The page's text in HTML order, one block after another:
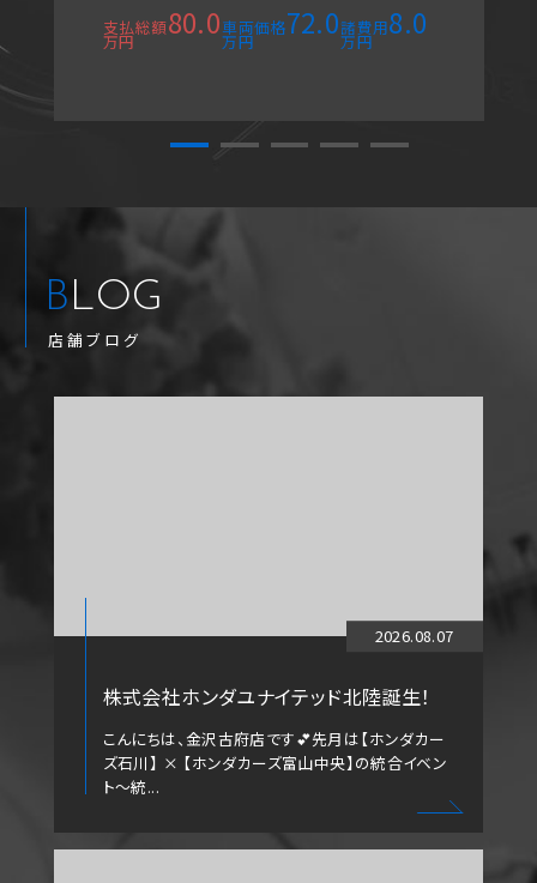
支払総額80.0
万円
車両価格72.0
万円
諸費用8.0
万円
BLOG
店舗ブログ
2026.08.07
株式会社ホンダユナイテッド北陸誕生！
こんにちは、金沢古府店です💕先月は【ホンダカー
ズ石川】 × 【ホンダカーズ富山中央】の統合イベン
ト～統...